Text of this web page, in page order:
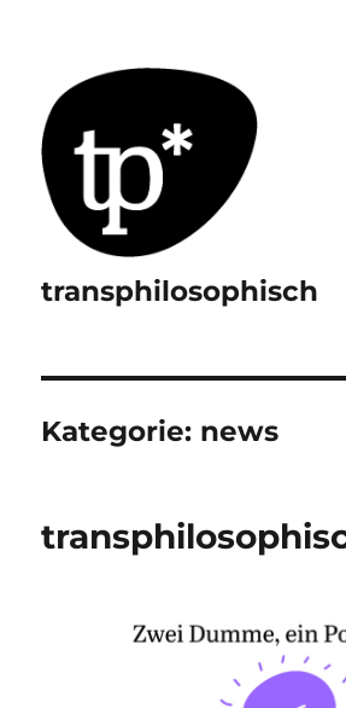
transphilosophisch
Kategorie: news